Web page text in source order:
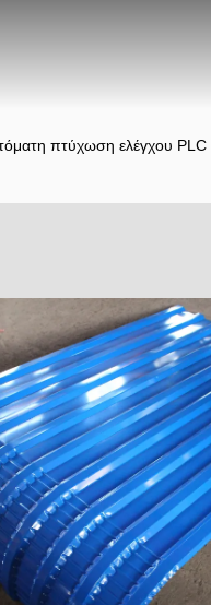
πτύχωση ελέγχου